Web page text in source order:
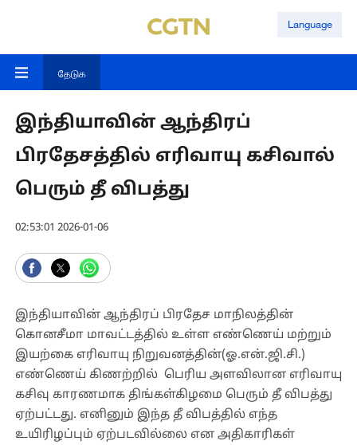
Language
தேடுக
இந்தியாவின் ஆந்திரப்
பிரதேசத்தில் எரிவாயு கசிவால்
பெரும் தீ விபத்து
02:53:01 2026-01-06
இந்தியாவின் ஆந்திரப் பிரதேச மாநிலத்தின்
கொனசீமா மாவட்டத்தில் உள்ள எண்ணெய் மற்றும்
இயற்கை எரிவாயு நிறுவனத்தின்(ஓ.என்.ஜி.சி.)
எண்ணெய் கிணற்றில் பெரிய அளவிலான எரிவாயு
கசிவு காரணமாக திங்கள்கிழமை பெரும் தீ விபத்து
ஏற்பட்டது. எனினும் இந்த தீ விபத்தில் எந்த
உயிரிழப்பும் ஏற்படவில்லை என அதிகாரிகள்